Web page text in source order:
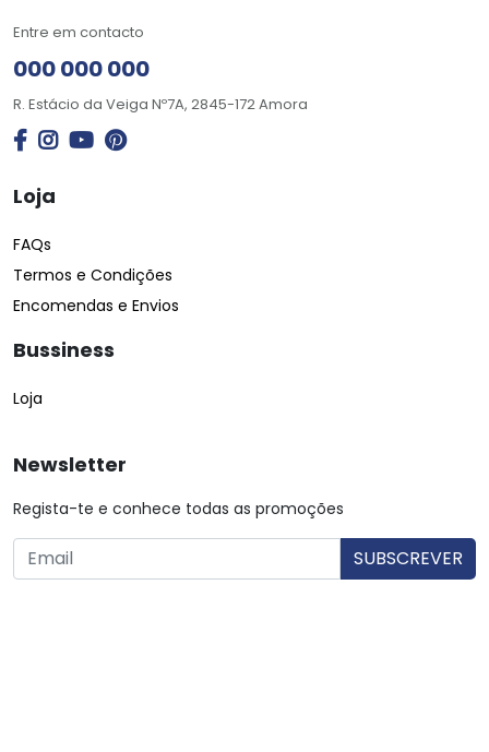
Entre em contacto
000 000 000
R. Estácio da Veiga Nº7A, 2845-172 Amora
Loja
FAQs
Termos e Condições
Encomendas e Envios
Bussiness
Loja
Newsletter
Regista-te e conhece todas as promoções